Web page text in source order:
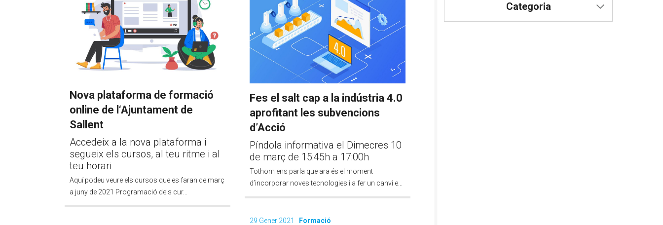
Nova plataforma de formació
online de l‘Ajuntament de
Sallent
Accedeix a la nova plataforma i
segueix els cursos, al teu ritme i al
teu horari
Aquí podeu veure els cursos que es faran de març
a juny de 2021 Programació dels cur...
Fes el salt cap a la indústria 4.0
aprofitant les subvencions
d’Acció
Píndola informativa el Dimecres 10
de març de 15:45h a 17:00h
Tothom ens parla que ara és el moment
d’incorporar noves tecnologies i a fer un canvi e...
29 Gener 2021 Formació
Categoria